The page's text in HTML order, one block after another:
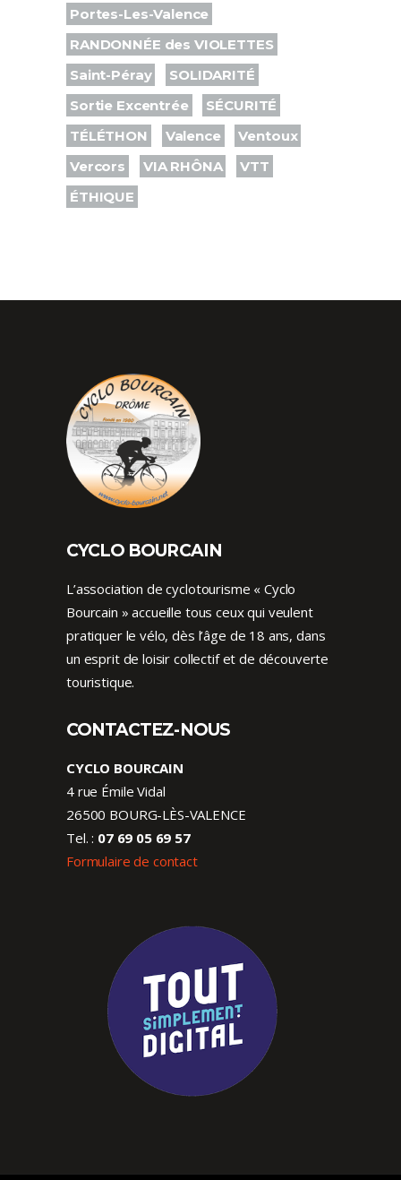
Portes-Les-Valence
RANDONNÉE des VIOLETTES
Saint-Péray
SOLIDARITÉ
Sortie Excentrée
SÉCURITÉ
TÉLÉTHON
Valence
Ventoux
Vercors
VIA RHÔNA
VTT
ÉTHIQUE
CYCLO BOURCAIN
L’association de cyclotourisme « Cyclo
Bourcain » accueille tous ceux qui veulent
pratiquer le vélo, dès l’âge de 18 ans, dans
un esprit de loisir collectif et de découverte
touristique.
CONTACTEZ-NOUS
CYCLO BOURCAIN
4 rue Émile Vidal
26500 BOURG-LÈS-VALENCE
Tel. : 07 69 05 69 57
Formulaire de contact